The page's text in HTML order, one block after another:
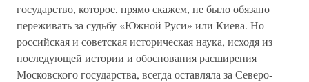
государство, которое, прямо скажем, не было обязано
переживать за судьбу «Южной Руси» или Киева. Но
российская и советская историческая наука, исходя из
последующей истории и обоснования расширения
Московского государства, всегда оставляла за Северо-